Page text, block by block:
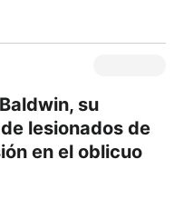
su
lesionados de
en el oblicuo